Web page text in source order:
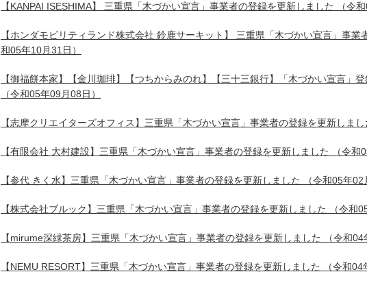
【KANPAI ISESHIMA】 三重県「木づかい宣言」事業者の登録を更新しました （令
【ホンダモビリティランド株式会社 鈴鹿サーキット】 三重県「木づかい宣言」事業
和05年10月31日）
【御福餅本家】【金川珈琲】【つちからみのれ】【三十三銀行】「木づかい宣言」
（令和05年09月08日）
【志摩クリエイターズオフィス】三重県「木づかい宣言」事業者の登録を更新しまし
【有限会社 大村建設】三重県「木づかい宣言」事業者の登録を更新しました （令和
【参代 きく水】三重県「木づかい宣言」事業者の登録を更新しました （令和05年02
【株式会社ブルック】三重県「木づかい宣言」事業者の登録を更新しました （令和
【mirume深緑茶房】三重県「木づかい宣言」事業者の登録を更新しました （令和04
【NEMU RESORT】三重県「木づかい宣言」事業者の登録を更新しました （令和04